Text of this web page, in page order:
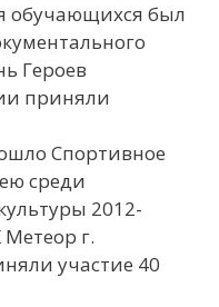
обучающихся был
Героев
приняли
Спортивное
среди
2012-
г.
участие 40